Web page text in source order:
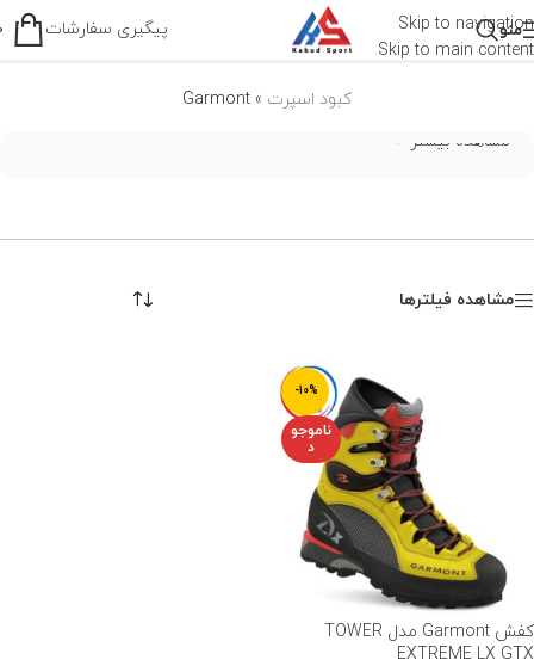
Skip to navigation
Skip to main content
منو پیگیری سفارشات Garmont
کبود اسپرت »
Garmont
مشاهده بیشتر
مشاهده فیلترها
-10%
ناموجو
د
کفش Garmont مدل TOWER
EXTREME LX GTX